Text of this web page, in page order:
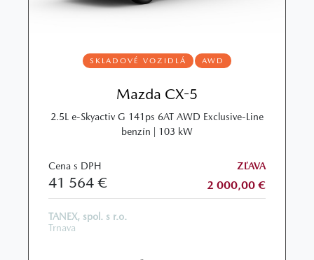
SKLADOVÉ VOZIDLÁ AWD
Mazda CX-5
2.5L e‑Skyactiv G 141ps 6AT AWD Exclusive‑Line
benzín | 103 kW
Cena s DPH
41 564 €
ZĽAVA
2 000,00 €
TANEX, spol. s r.o.
Trnava